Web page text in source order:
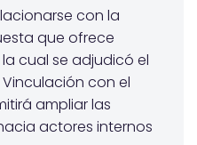
con la
que ofrece
cual se adjudicó el
con el
ampliar las
actores internos